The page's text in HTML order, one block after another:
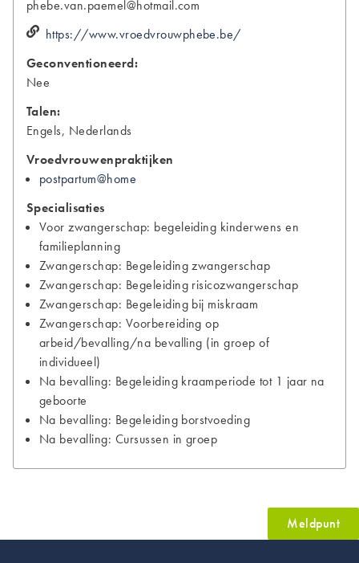
phebe.van.paemel@hotmail.com
https://www.vroedvrouwphebe.be/
Geconventioneerd:
Nee
Talen:
Engels, Nederlands
Vroedvrouwenpraktijken
postpartum@home
Specialisaties
Voor zwangerschap: begeleiding kinderwens en
familieplanning
Zwangerschap: Begeleiding zwangerschap
Zwangerschap: Begeleiding risicozwangerschap
Zwangerschap: Begeleiding bij miskraam
Zwangerschap: Voorbereiding op
arbeid/bevalling/na bevalling (in groep of
individueel)
Na bevalling: Begeleiding kraamperiode tot 1 jaar na
geboorte
Na bevalling: Begeleiding borstvoeding
Na bevalling: Cursussen in groep
Meldpunt